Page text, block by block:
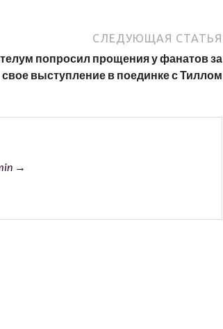
СЛЕДУЮЩАЯ СТАТЬЯ
попросил прощения у фанатов за
свое выступление в поединке с Тиллом
→